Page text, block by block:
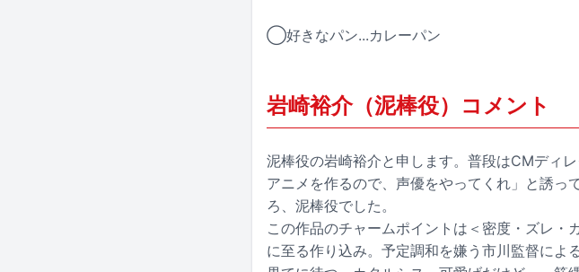
◯好きなパン...カレーパン
岩崎裕介（泥棒役）コメント
泥棒役の岩崎裕介と申します。普段はCMディ
アニメを作るので、声優をやってくれ」と誘っ
ろ、泥棒役でした。
この作品のチャームポイントは＜密度・ズレ
に至る作り込み。予定調和を嫌う市川監督によ